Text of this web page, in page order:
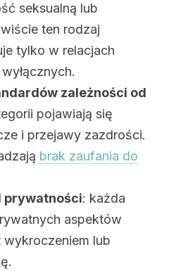
seksualną lub
ten rodzaj
tylko w relacjach
zależności od
pojawiają się
i przejawy zazdrości.
brak zaufania do
prywatności: każda
aspektów
lub